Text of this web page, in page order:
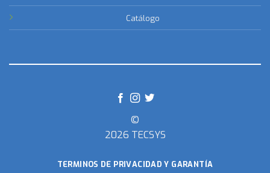
Catálogo
©
2026 TECSYS
TERMINOS DE PRIVACIDAD Y GARANTÍA